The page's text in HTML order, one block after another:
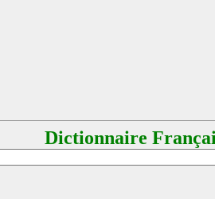
Dictionnaire